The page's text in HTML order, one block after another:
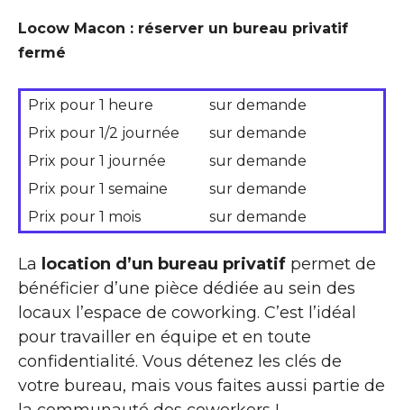
Locow Macon : réserver un bureau privatif
fermé
Prix pour 1 heure
sur demande
Prix pour 1/2 journée
sur demande
Prix pour 1 journée
sur demande
Prix pour 1 semaine
sur demande
Prix pour 1 mois
sur demande
La location d’un bureau privatif permet de
bénéficier d’une pièce dédiée au sein des
locaux l’espace de coworking. C’est l’idéal
pour travailler en équipe et en toute
confidentialité. Vous détenez les clés de
votre bureau, mais vous faites aussi partie de